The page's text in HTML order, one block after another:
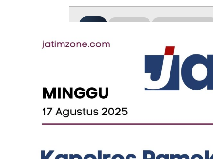
Tag : J&T Cargo J&T Wilayah Jatim
Berita